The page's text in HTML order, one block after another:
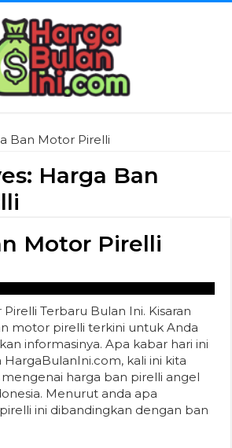
Ban Motor Pirelli
Harga Ban
Motor Pirelli
Terbaru Bulan Ini. Kisaran
motor pirelli terkini untuk Anda
informasinya. Apa kabar hari ini
kali ini kita
harga ban pirelli angel
Menurut anda apa
ini dibandingkan dengan ban